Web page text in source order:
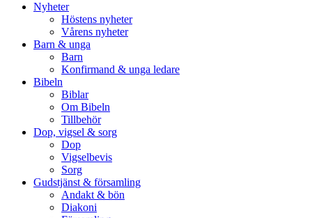
Nyheter
Höstens nyheter
Vårens nyheter
Barn & unga
Barn
Konfirmand & unga ledare
Bibeln
Biblar
Om Bibeln
Tillbehör
Dop, vigsel & sorg
Dop
Vigselbevis
Sorg
Gudstjänst & församling
Andakt & bön
Diakoni